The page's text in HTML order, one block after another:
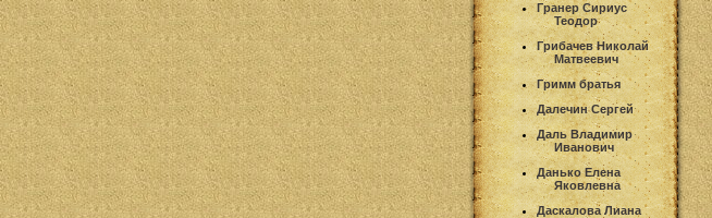
Гранер Сириус
Теодор
Грибачев Николай
Матвеевич
Гримм братья
Далечин Сергей
Даль Владимир
Иванович
Данько Елена
Яковлевна
Даскалова Лиана